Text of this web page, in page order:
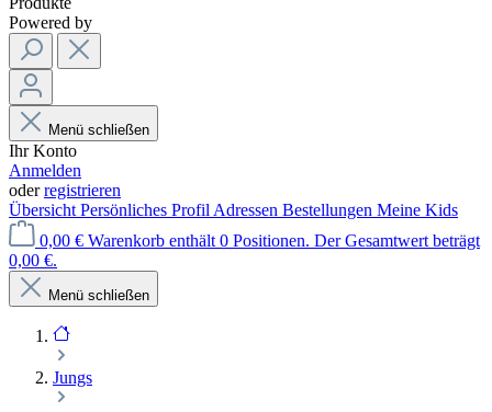
Powered by
Menü schließen
Ihr Konto
Anmelden
oderregistrieren
Übersicht Persönliches Profil Adressen Bestellungen Meine Kids
0,00 € Warenkorb enthält 0 Positionen. Der Gesamtwert beträgt
0,00 €.
Menü schließen
Jungs